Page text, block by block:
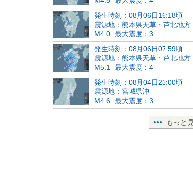
発生時刻：08月06日16:18頃
震源地：熊本県天草・芦北地方
M4.0
最大震度：3
発生時刻：08月06日07:59頃
震源地：熊本県天草・芦北地方
M5.1
最大震度：4
発生時刻：08月04日23:00頃
震源地：宮城県沖
M4.6
最大震度：3
もっと